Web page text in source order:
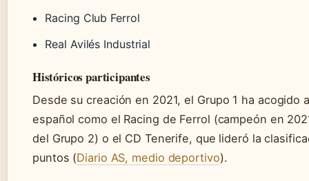
Racing Club Ferrol
Real Avilés Industrial
Históricos participantes
Desde su creación en 2021, el Grupo 1 ha
español como el Racing de Ferrol (campeón en
del Grupo 2) o el CD Tenerife, que lideró la
puntos (Diario AS, medio deportivo).